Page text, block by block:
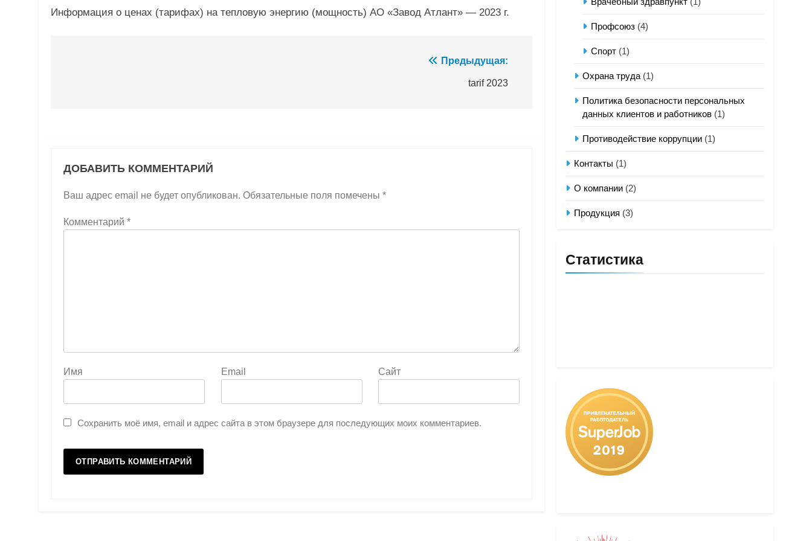
Информация о ценах (тарифах) на тепловую энергию (мощность) АО «Завод Атлант» — 2023 г.
Предыдущая:
tarif 2023
ДОБАВИТЬ КОММЕНТАРИЙ
Ваш адрес email не будет опубликован. Обязательные поля помечены *
Комментарий *
Имя Email Сайт
Сохранить моё имя, email и адрес сайта в этом браузере для последующих моих комментариев.
Профсоюз (4)
Спорт (1)
Охрана труда (1)
Политика безопасности персональных
данных клиентов и работников (1)
Противодействие коррупции (1)
Контакты (1)
О компании (2)
Продукция (3)
Статистика